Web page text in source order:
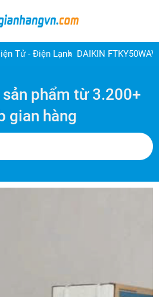
Tử - Điện Lạnh DAIKIN
phẩm từ 3.200+
gian hàng